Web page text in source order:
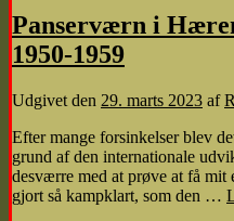
Panserværn i
1950-1959
Udgivet den 29. marts 2023 af
Efter mange forsinkelser blev
grund af den internationale
desværre med at prøve at få
gjort så kampklart, som den …